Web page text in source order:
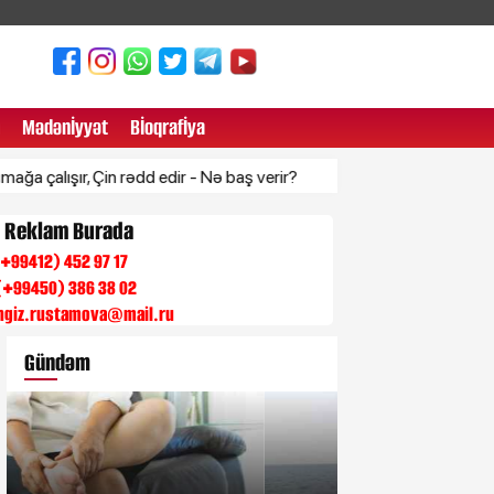
Mədənİyyət Bİoqrafİya
Çin rədd edir - Nə baş verir? Xərçəng əlaməti ola biləcək 3
Burada
452 97 17
386 38 02
Gündəm